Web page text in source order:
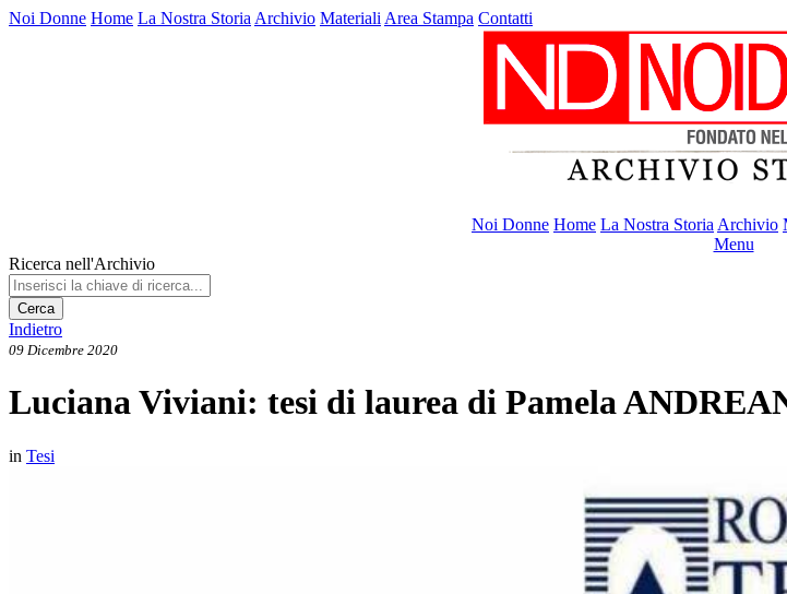
Noi Donne Home La Nostra Storia Archivio Materiali Area Stampa Contatti
Noi Donne Home La Nostra Storia Archivio
Menu
Ricerca nell'Archivio
Cerca
Indietro
09 Dicembre 2020
Luciana Viviani: tesi di laurea di Pamela
in Tesi